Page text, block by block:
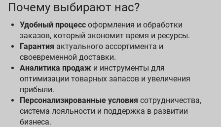
Почему выбирают нас?
Удобный процесс оформления и обработки
заказов, который экономит время и ресурсы.
Гарантия актуального ассортимента и
своевременной доставки.
Аналитика продаж и инструменты для
оптимизации товарных запасов и увеличения
прибыли.
Персонализированные условия сотрудничества,
система лояльности и поддержка в развитии
бизнеса.